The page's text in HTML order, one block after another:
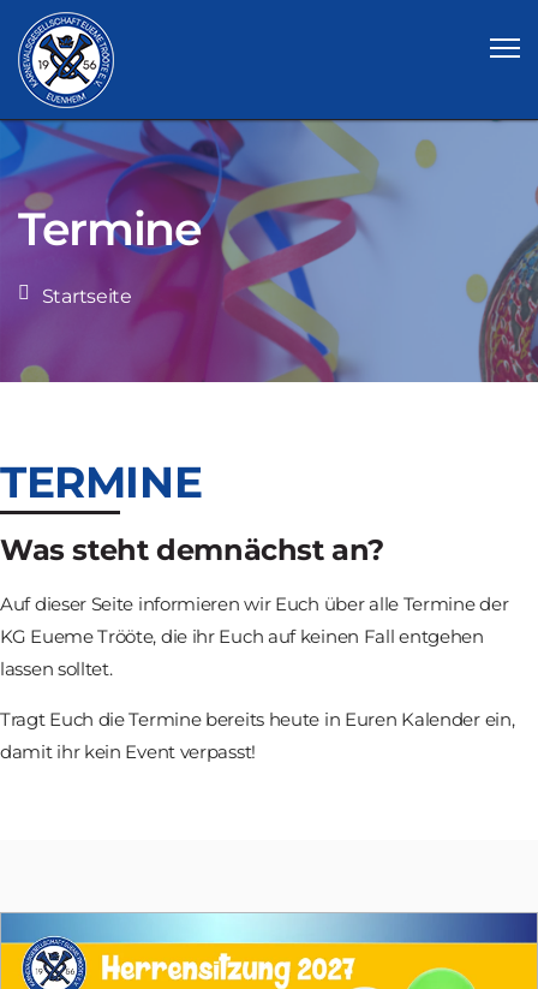
Termine
Startseite
TERMINE
Was steht demnächst an?
Auf dieser Seite informieren wir Euch über alle Termine der
KG Eueme Trööte, die ihr Euch auf keinen Fall entgehen
lassen solltet.
Tragt Euch die Termine bereits heute in Euren Kalender ein,
damit ihr kein Event verpasst!